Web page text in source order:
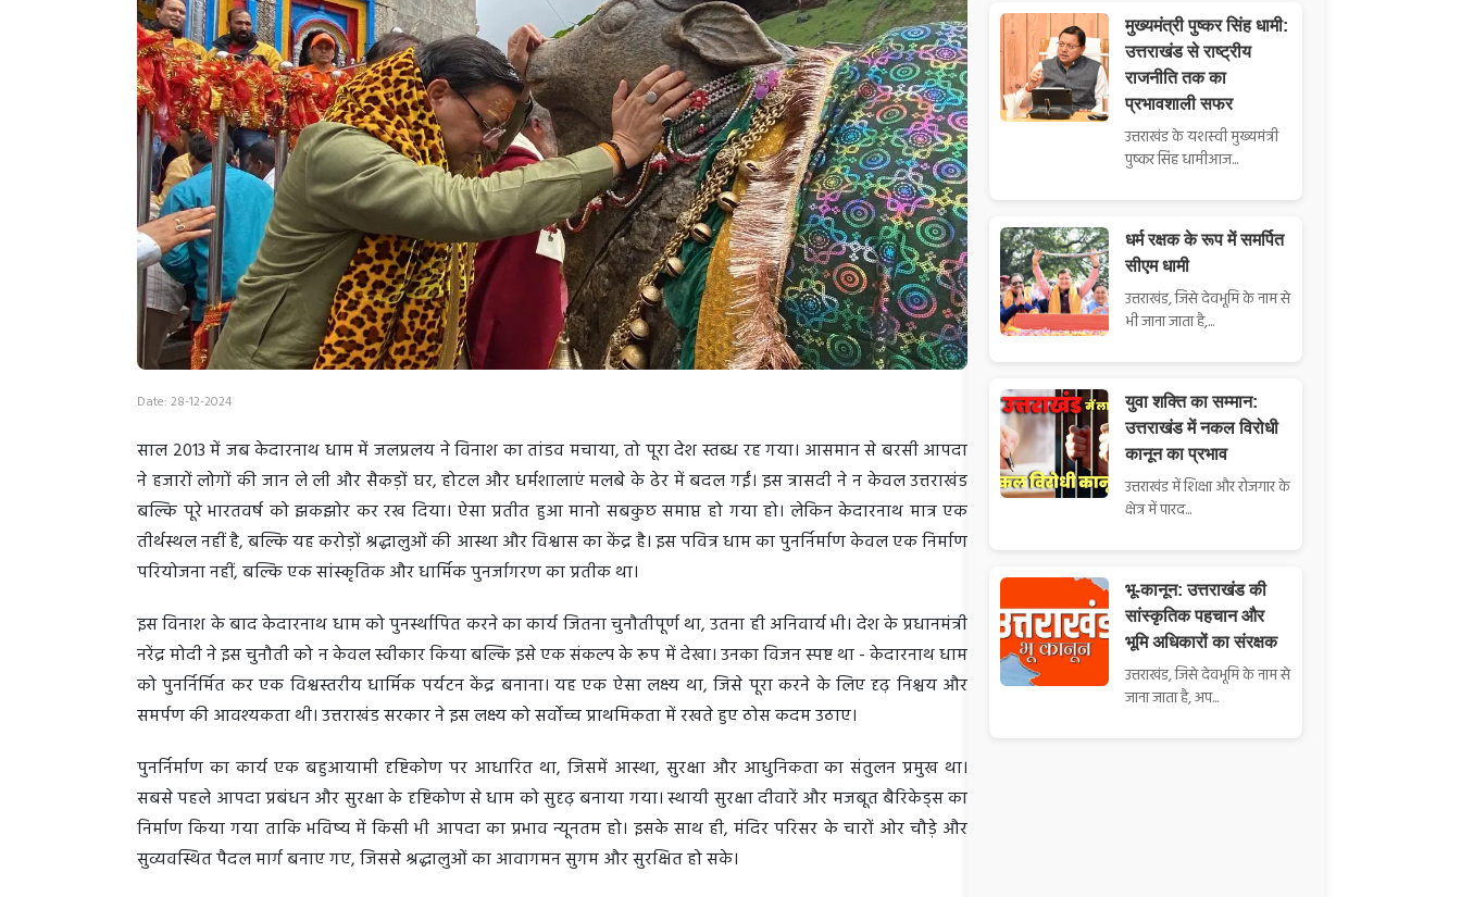
Date: 28-12-2024
साल 2013 में जब केदारनाथ धाम में जलप्रलय ने विनाश का तांडव मचाया, तो पूरा देश स्तब्ध रह गया। आसमान से बरसी आपदा
ने हजारों लोगों की जान ले ली और सैकड़ों घर, होटल और धर्मशालाएं मलबे के ढेर में बदल गईं। इस त्रासदी ने न केवल उत्तराखंड
बल्कि पूरे भारतवर्ष को झकझोर कर रख दिया। ऐसा प्रतीत हुआ मानो सबकुछ समाप्त हो गया हो। लेकिन केदारनाथ मात्र एक
तीर्थस्थल नहीं है, बल्कि यह करोड़ों श्रद्धालुओं की आस्था और विश्वास का केंद्र है। इस पवित्र धाम का पुनर्निर्माण केवल एक निर्माण
परियोजना नहीं, बल्कि एक सांस्कृतिक और धार्मिक पुनर्जागरण का प्रतीक था।
इस विनाश के बाद केदारनाथ धाम को पुनर्स्थापित करने का कार्य जितना चुनौतीपूर्ण था, उतना ही अनिवार्य भी। देश के प्रधानमंत्री
नरेंद्र मोदी ने इस चुनौती को न केवल स्वीकार किया बल्कि इसे एक संकल्प के रूप में देखा। उनका विजन स्पष्ट था - केदारनाथ धाम
को पुनर्निर्मित कर एक विश्वस्तरीय धार्मिक पर्यटन केंद्र बनाना। यह एक ऐसा लक्ष्य था, जिसे पूरा करने के लिए दृढ़ निश्चय और
समर्पण की आवश्यकता थी। उत्तराखंड सरकार ने इस लक्ष्य को सर्वोच्च प्राथमिकता में रखते हुए ठोस कदम उठाए।
पुनर्निर्माण का कार्य एक बहुआयामी दृष्टिकोण पर आधारित था, जिसमें आस्था, सुरक्षा और आधुनिकता का संतुलन प्रमुख था।
सबसे पहले आपदा प्रबंधन और सुरक्षा के दृष्टिकोण से धाम को सुदृढ़ बनाया गया। स्थायी सुरक्षा दीवारें और मजबूत बैरिकेड्स का
निर्माण किया गया ताकि भविष्य में किसी भी आपदा का प्रभाव न्यूनतम हो। इसके साथ ही, मंदिर परिसर के चारों ओर चौड़े और
सुव्यवस्थित पैदल मार्ग बनाए गए, जिससे श्रद्धालुओं का आवागमन सुगम और सुरक्षित हो सके।
मुख्यमंत्री पुष्कर सिंह धामी:
उत्तराखंड से राष्ट्रीय
राजनीति तक का
प्रभावशाली सफर
उत्तराखंड के यशस्वी मुख्यमंत्री
पुष्कर सिंह धामीआज...
धर्म रक्षक के रूप में समर्पित
सीएम धामी
उत्तराखंड, जिसे देवभूमि के नाम से
भी जाना जाता है,...
युवा शक्ति का सम्मान:
उत्तराखंड में नकल विरोधी
कानून का प्रभाव
उत्तराखंड में शिक्षा और रोजगार के
क्षेत्र में पारद...
भू-कानून: उत्तराखंड की
सांस्कृतिक पहचान और
भूमि अधिकारों का संरक्षक
उत्तराखंड, जिसे देवभूमि के नाम से
जाना जाता है, अप...